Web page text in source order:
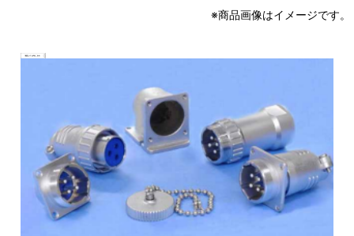
※商品画像はイメージです。